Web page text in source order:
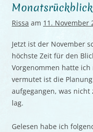
Rissa am 11. November
Jetzt ist der November
höchste Zeit für den
Vorgenommen hatte
vermutet ist die
aufgegangen, was
lag.
Gelesen habe ich